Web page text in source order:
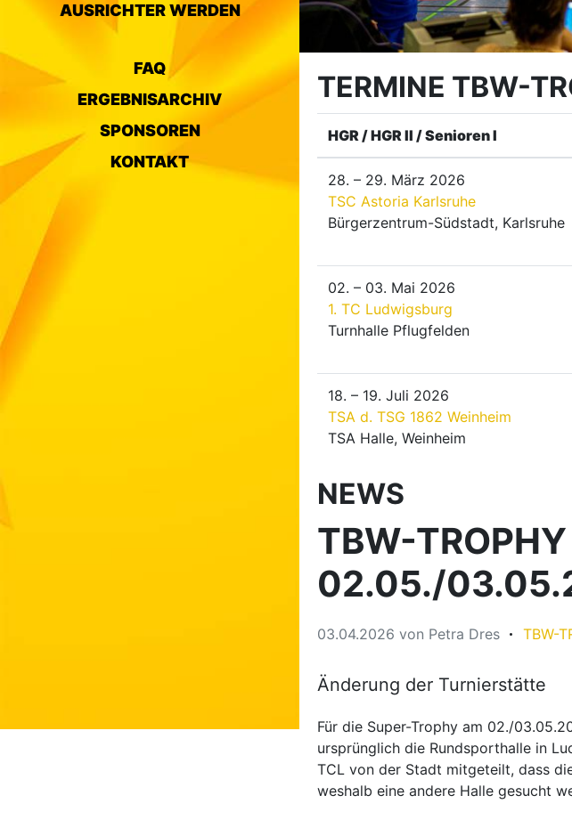
AUSRICHTER WERDEN
FAQ
ERGEBNISARCHIV
SPONSOREN
KONTAKT
TERMINE TBW-
HGR / HGR II / Senioren I
28. – 29. März 2026
TSC Astoria Karlsruhe
Bürgerzentrum-Südstadt, Karlsruhe
02. – 03. Mai 2026
1. TC Ludwigsburg
Turnhalle Pflugfelden
18. – 19. Juli 2026
TSA d. TSG 1862 Weinheim
TSA Halle, Weinheim
NEWS
TBW-
02.05./
03.04.2026 von Petra Dres TBW-
Änderung der Turnierstätte
Für die Super-Trophy am 02./
ursprünglich die Rundsporthalle in
TCL von der Stadt mitgeteilt, dass
weshalb eine andere Halle gesucht